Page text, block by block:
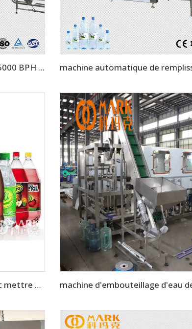
machine de remplissage d'eau de 5000 BPH pour 500 ml pour toute la ligne de production d'eau minérale
machine à embouteiller, remplir et mettre des bouchons sur les boissons gazeuses à 10 000 BPH